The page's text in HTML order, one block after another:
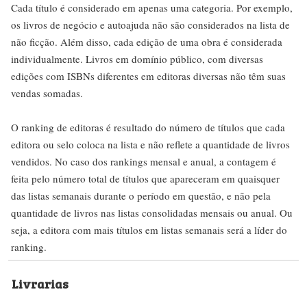
Cada título é considerado em apenas uma categoria. Por exemplo,
os livros de negócio e autoajuda não são considerados na lista de
não ficção. Além disso, cada edição de uma obra é considerada
individualmente. Livros em domínio público, com diversas
edições com ISBNs diferentes em editoras diversas não têm suas
vendas somadas.
O ranking de editoras é resultado do número de títulos que cada
editora ou selo coloca na lista e não reflete a quantidade de livros
vendidos. No caso dos rankings mensal e anual, a contagem é
feita pelo número total de títulos que apareceram em quaisquer
das listas semanais durante o período em questão, e não pela
quantidade de livros nas listas consolidadas mensais ou anual. Ou
seja, a editora com mais títulos em listas semanais será a líder do
ranking.
Livrarias